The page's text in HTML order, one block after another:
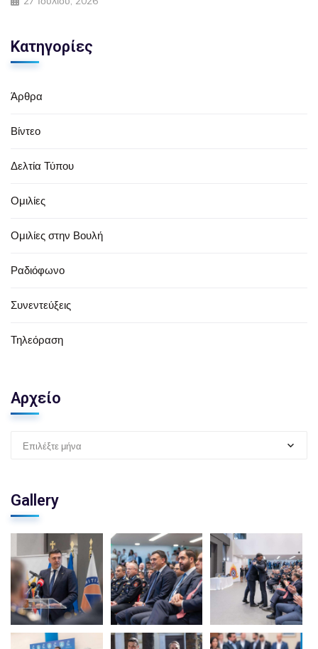
Κατηγορίες
Άρθρα
Βίντεο
Δελτία Τύπου
Ομιλίες
Ομιλίες στην Βουλή
Ραδιόφωνο
Συνεντεύξεις
Τηλεόραση
Αρχείο
Επιλέξτε μήνα
Gallery